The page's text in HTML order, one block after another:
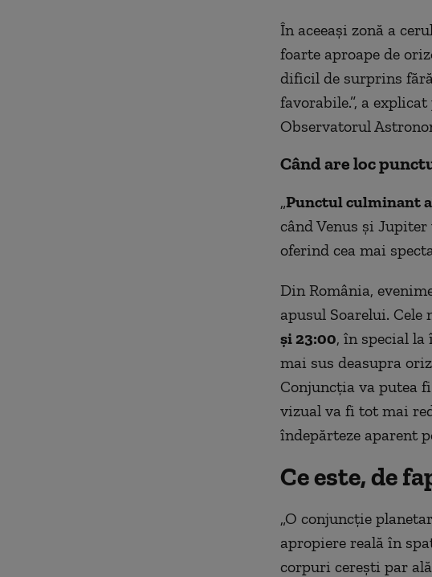
În aceeași zonă a
foarte aproape de
dificil de surprins
favorabile.”, a
Observatorul
Când are loc
„Punctul culminant
când Venus și
oferind cea mai
Din România,
apusul Soarelui.
și 23:00, în special la
mai sus deasupra
Conjuncția va putea
vizual va fi tot mai
îndepărteze aparent
Ce este, de
„O conjuncție
apropiere reală în
corpuri cerești par